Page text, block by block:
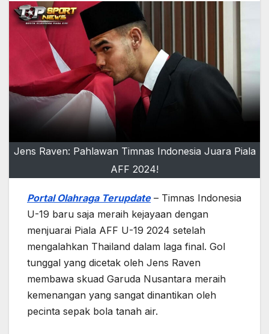
Jens Raven: Pahlawan Timnas Indonesia Juara Piala
AFF 2024!
Portal Olahraga Terupdate– Timnas Indonesia
U-19 baru saja meraih kejayaan dengan
menjuarai Piala AFF U-19 2024 setelah
mengalahkan Thailand dalam laga final. Gol
tunggal yang dicetak oleh Jens Raven
membawa skuad Garuda Nusantara meraih
kemenangan yang sangat dinantikan oleh
pecinta sepak bola tanah air.